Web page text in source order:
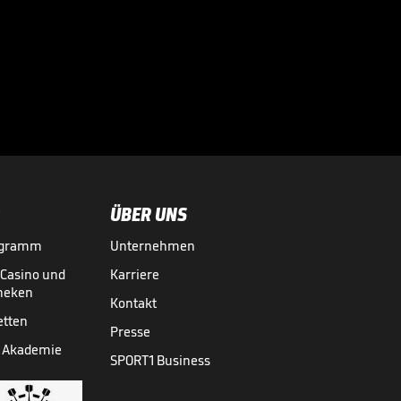
und
Akademie
ÜBER UNS
Unternehmen
Karriere
Kontakt
Presse
SPORT1 Business